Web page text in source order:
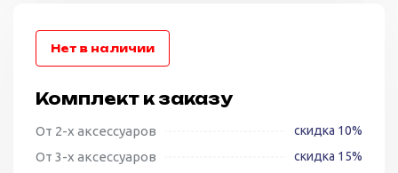
Комплект к заказу
От 2-х аксессуаров скидка 10%
От 3-х аксессуаров скидка 15%